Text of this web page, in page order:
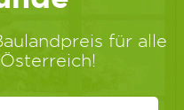
für alle